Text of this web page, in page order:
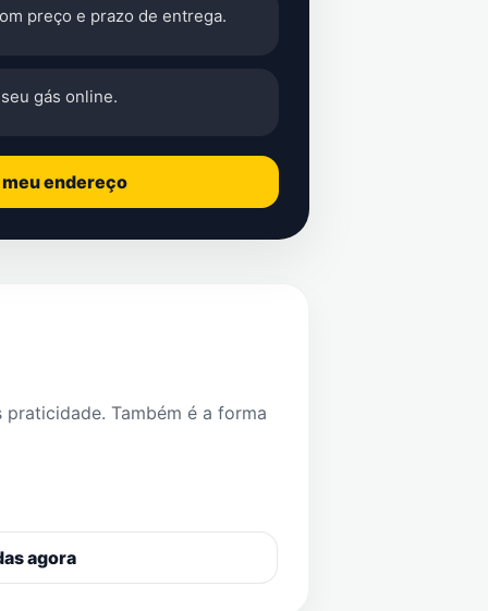
preço e prazo de entrega.
gás online.
endereço
Também é a forma
agora